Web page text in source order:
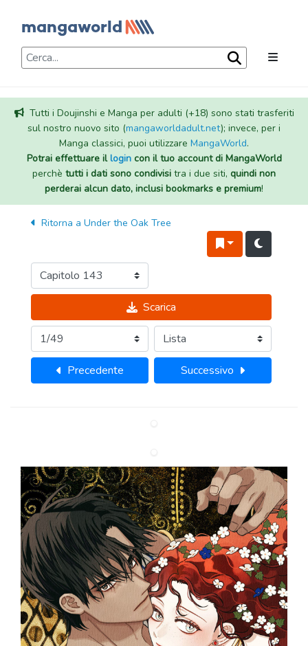
Tutti i Doujinshi e Manga per adulti (+18) sono stati trasferiti
sul nostro nuovo sito (mangaworldadult.net); invece, per i
Manga classici, puoi utilizzare MangaWorld.
Potrai effettuare illogincon il tuo account di MangaWorld
perchè tutti i dati sono condivisi tra i due siti, quindi non
perderai alcun dato, inclusi bookmarks e premium!
Ritorna a Under the Oak Tree
Scarica
Precedente Successivo